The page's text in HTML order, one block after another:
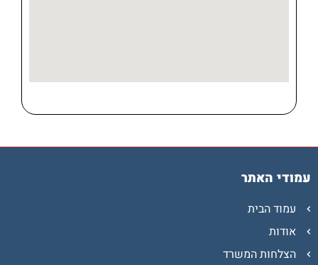
עמודי האתר
עמוד הבית
אודות
הצלחות המשרד